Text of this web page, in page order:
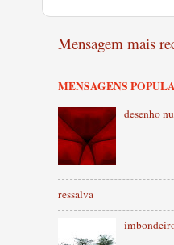
Mensagem mais
MENSAGENS
desenho
ressalva